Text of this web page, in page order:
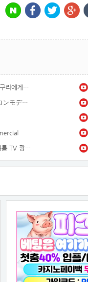
독침 맞고도, 목에 구멍나도 ‘꿀꺽’…참개구리에게는 말벌도 한끼 식사 ｜지금 이 장면
【4Kムービーグラビア】話題の #サロンモデル #緑川春菜 ちゃんが、2度目の登場にして初表紙！前回に引き続き、水着は一切ナシで、洋服グラビアの可能性に挑戦した撮影に最高画質で没入密着！【メイキング】
'맛있는 건 알아가지고 ????' 2005년 여름 TV 광고 모음 | 옛날티브이 옛날광고 추억의광고